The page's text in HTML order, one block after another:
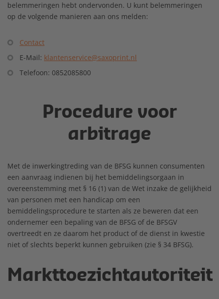
belemmeringen hebt ondervonden. U kunt belemmeringen
op de volgende manieren aan ons melden:
Contact
E-Mail: klantenservice@saxoprint.nl
Telefoon: 0852085800
Procedure voor
arbitrage
Met de inwerkingtreding van de BFSG kunnen consumenten
een aanvraag indienen bij het bemiddelingsorgaan in
overeenstemming met § 16 (1) van de Wet inzake de gelijkheid
van personen met een handicap om een
bemiddelingsprocedure te starten als ze beweren dat een
ondernemer een bepaling van de BFSG of de BFSGV
overtreedt en ze daarom het product of de dienst in kwestie
niet of slechts beperkt kunnen gebruiken (zie § 34 BFSG).
Markttoezichtautoriteit